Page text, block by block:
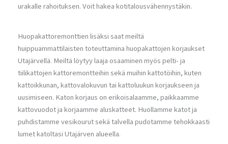
urakalle rahoituksen. Voit hakea kotitalousvähennystäkin.
Huopakattoremonttien lisäksi saat meiltä
huippuammattilaisten toteuttamina huopakattojen korjaukset
Utajärvellä. Meiltä löytyy laaja osaaminen myös pelti- ja
tiilikattojen kattoremontteihin sekä muihin kattotöihin, kuten
kattoikkunan, kattovalokuvun tai kattoluukun korjaukseen ja
uusimiseen. Katon korjaus on erikoisalaamme, paikkaamme
kattovuodot ja korjaamme aluskatteet. Huollamme katot ja
puhdistamme vesikourut sekä talvella pudotamme tehokkaasti
lumet katoltasi Utajärven alueella.